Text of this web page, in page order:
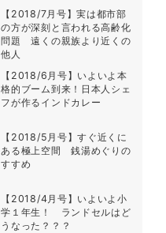
【2018/7月号】実は都市部
の方が深刻と言われる高齢化
問題 遠くの親族より近くの
他人
【2018/6月号】いよいよ本
格的ブーム到来！日本人シェ
フが作るインドカレー
【2018/5月号】すぐ近くに
ある極上空間 銭湯めぐりの
すすめ
【2018/4月号】いよいよ小
学１年生！ ランドセルはど
うなった？？？